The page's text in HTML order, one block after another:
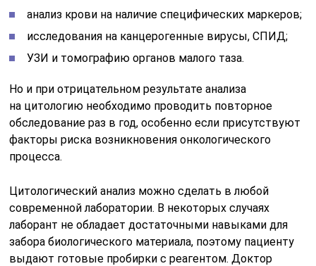
анализ крови на наличие специфических маркеров;
исследования на канцерогенные вирусы, СПИД;
УЗИ и томографию органов малого таза.
Но и при отрицательном результате анализа
на цитологию необходимо проводить повторное
обследование раз в год, особенно если присутствуют
факторы риска возникновения онкологического
процесса.
Цитологический анализ можно сделать в любой
современной лаборатории. В некоторых случаях
лаборант не обладает достаточными навыками для
забора биологического материала, поэтому пациенту
выдают готовые пробирки с реагентом. Доктор